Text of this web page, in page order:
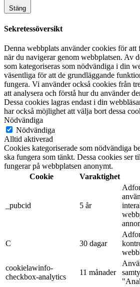
Stäng
Sekretessöversikt
Denna webbplats använder cookies för att
när du navigerar genom webbplatsen. Av
som kategoriseras som nödvändiga i din
väsentliga för att de grundläggande
fungera. Vi använder också cookies från
att analysera och förstå hur du använder
Dessa cookies lagras endast i din
har också möjlighet att välja bort dessa
Nödvändiga
Nödvändiga
Alltid aktiverad
Cookies kategoriserade som nödvändiga
ska fungera som tänkt. Dessa cookies ser
fungerar på webbplatsen anonymt.
Cookie
Varaktighet
_pubcid 5 år
C 30 dagar
cookielawinfo-
checkbox-analytics
11 månader